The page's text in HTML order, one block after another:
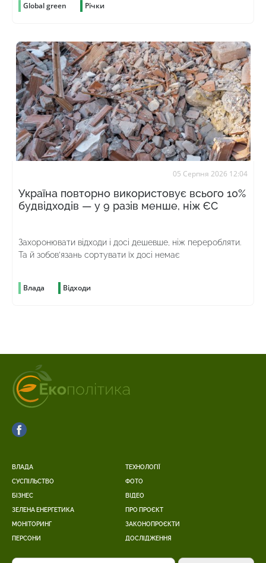
Global green Річки
05 Серпня 2026 12:04
Україна повторно використовує всього 10%
будвідходів — у 9 разів менше, ніж ЄС
Захоронювати відходи і досі дешевше, ніж переробляти.
Та й зобов’язань сортувати їх досі немає
Влада Відходи
ВЛАДА
СУСПІЛЬСТВО
БІЗНЕС
ЗЕЛЕНА ЕНЕРГЕТИКА
МОНІТОРИНГ
ПЕРСОНИ
ТЕХНОЛОГІЇ
ФОТО
ВІДЕО
ПРО ПРОЄКТ
ЗАКОНОПРОЄКТИ
ДОСЛІДЖЕННЯ